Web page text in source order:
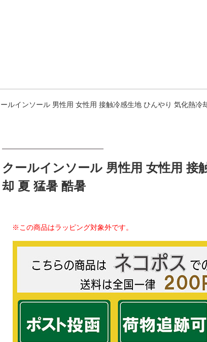
ルインソール 男性用 女性用 接触冷感生地 ひんやり 気化熱冷
クールインソール 男性用 女性用 接
却 夏 猛暑 酷暑
※この商品はラッピング対象外です。